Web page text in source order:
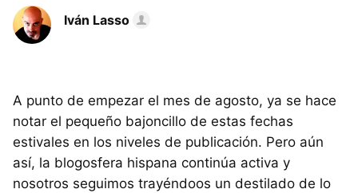
Iván Lasso
A punto de empezar el mes de agosto, ya se hace
notar el pequeño bajoncillo de estas fechas
estivales en los niveles de publicación. Pero aún
así, la blogosfera hispana continúa activa y
nosotros seguimos trayéndoos un destilado de lo